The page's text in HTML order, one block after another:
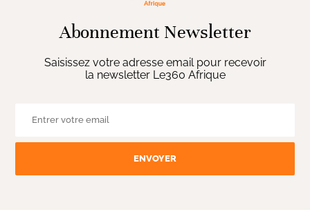
Abonnement Newsletter
Saisissez votre adresse email pour recevoir
la newsletter Le360 Afrique
ENVOYER